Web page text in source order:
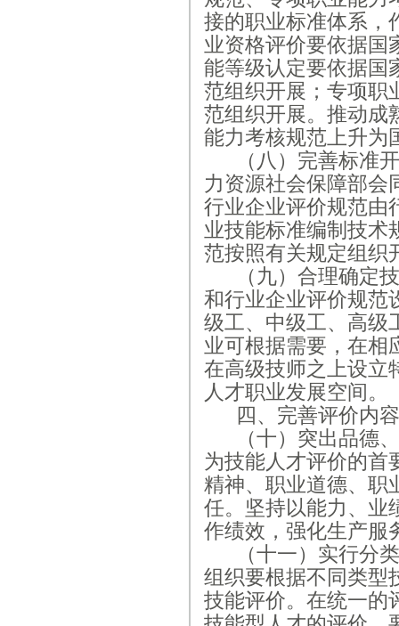
接的职业标准体系，
业资格评价要依据国
能等级认定要依据国
范组织开展；专项职
范组织开展。推动成
能力考核规范上升为
（八）完善标准
力资源社会保障部会
行业企业评价规范由
业技能标准编制技术
范按照有关规定组织
（九）合理确定
和行业企业评价规范
级工、中级工、高级
业可根据需要，在相
在高级技师之上设立
人才职业发展空间。
四、完善评价内
（十）突出品德
为技能人才评价的首
精神、职业道德、职
任。坚持以能力、业
作绩效，强化生产服
（十一）实行分
组织要根据不同类型
技能评价。在统一的